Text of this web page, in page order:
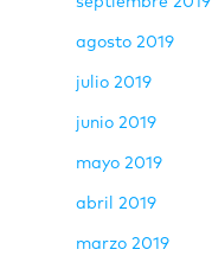
agosto 2019
julio 2019
junio 2019
mayo 2019
abril 2019
marzo 2019